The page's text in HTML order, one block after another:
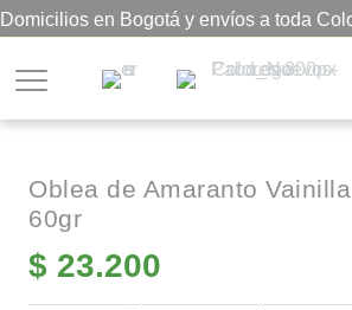
Domicilios en Bogotá y envíos a toda
Oblea de Amaranto
60gr
$ 23.200